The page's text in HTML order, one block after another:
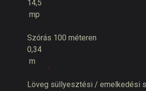
14,5
mp
Szórás 100 méteren
0,34
m
Löveg süllyesztési / emelkedési